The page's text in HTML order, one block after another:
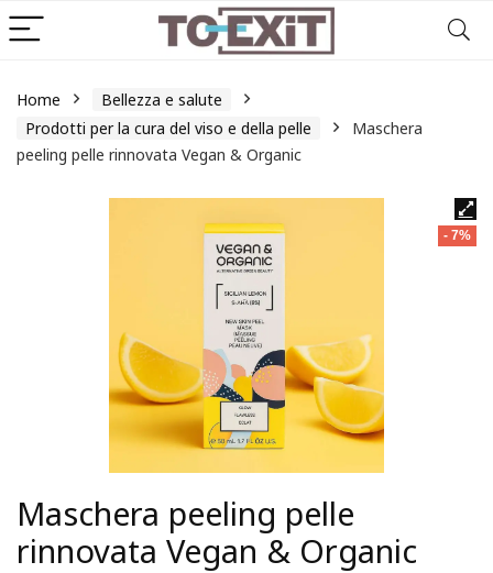
Home
Bellezza e salute
Prodotti per la cura del viso e della pelle
Maschera
peeling pelle rinnovata Vegan & Organic
- 7%
Maschera peeling pelle
rinnovata Vegan & Organic